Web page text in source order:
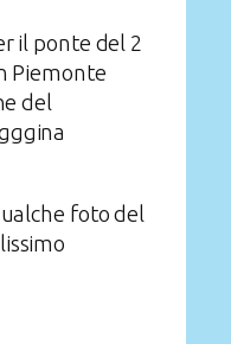
il ponte del 2
Piemonte
del
foto del